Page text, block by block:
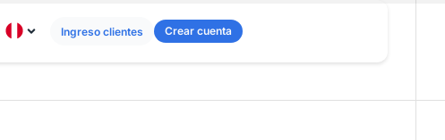
Ingreso clientes Crear cuenta